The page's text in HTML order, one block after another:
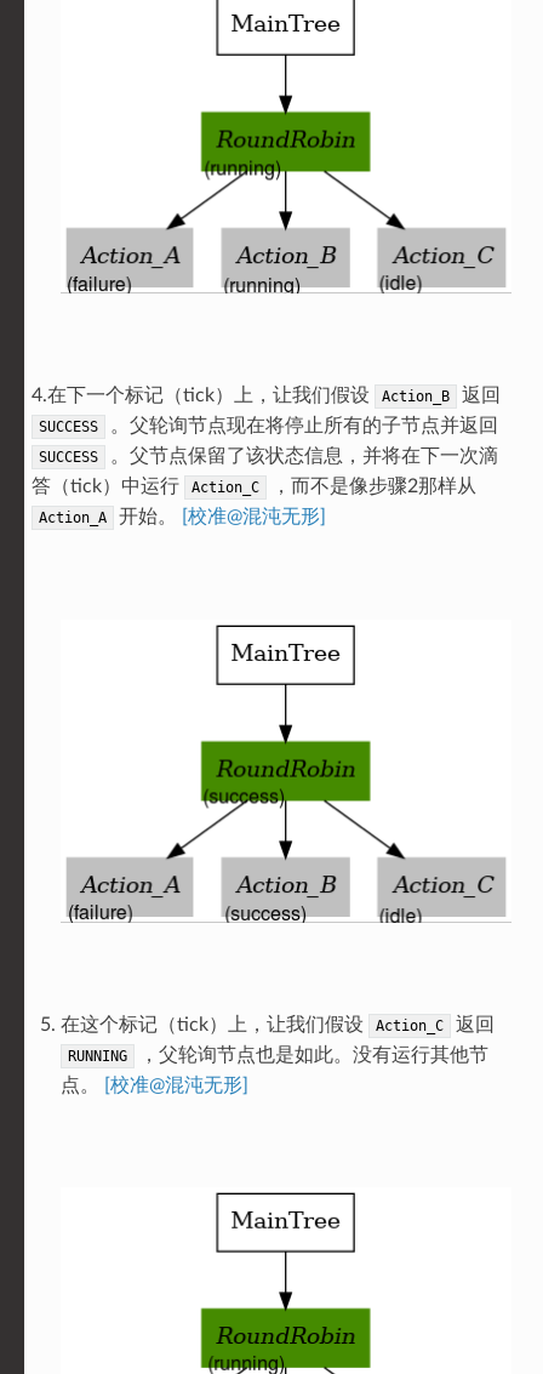
4.在下一个标记（tick）上，让我们假设 Action_B 返回
SUCCESS 。父轮询节点现在将停止所有的子节点并返回
SUCCESS
。父节点保留了该状态信息，并将在下一次滴
答（tick）中运行
Action_C ，而不是像步骤2那样从
Action_A 开始。 [校准@混沌无形]
在这个标记（tick）上，让我们假设 Action_C 返回
RUNNING
，父轮询节点也是如此。没有运行其他节
点。
[校准@混沌无形]